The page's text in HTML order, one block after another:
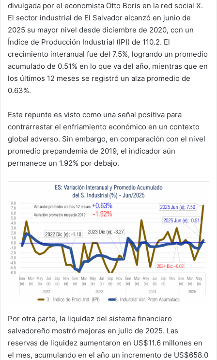
divulgada por el economista Otto Boris en la red social X.
El sector industrial de El Salvador alcanzó en junio de
2025 su mayor nivel desde diciembre de 2020, con un
Índice de Producción Industrial (IPI) de 110.2. El
crecimiento interanual fue del 7.5%, logrando un promedio
acumulado de 0.51% en lo que va del año, mientras que en
los últimos 12 meses se registró un alza promedio de
0.63%.
Este repunte es visto como una señal positiva para
contrarrestar el enfriamiento económico en un contexto
global adverso. Sin embargo, en comparación con el nivel
promedio prepandemia de 2019, el indicador aún
permanece un 1.92% por debajo.
Por otra parte, la liquidez del sistema financiero
salvadoreño mostró mejoras en julio de 2025. Las
reservas de liquidez aumentaron en US$11.6 millones en
el mes, acumulando en el año un incremento de US$658.0